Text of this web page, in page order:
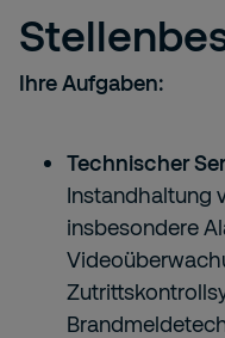
Ihre Aufgaben:
Technischer
Instandhaltung
insbesondere